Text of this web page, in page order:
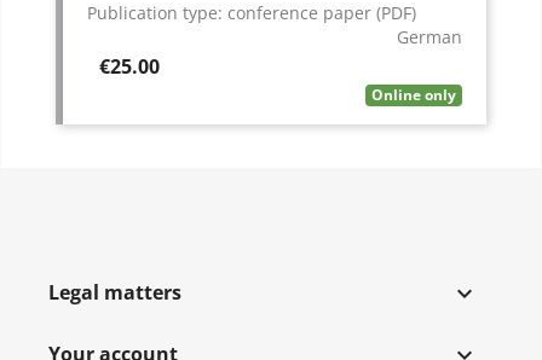
Publication type: conference paper (PDF)
German
Price
€25.00
Online only
Legal matters 
Your account